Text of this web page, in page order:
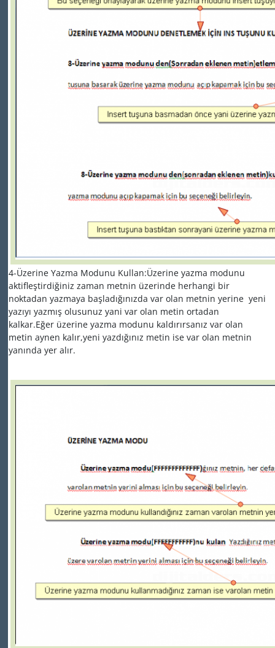
4-Üzerine Yazma Modunu Kullan:Üzerine yazma modunu
aktifleştirdiğiniz zaman metnin üzerinde herhangi bir
noktadan yazmaya başladığınızda var olan metnin yerine yeni
yazıyı yazmış olusunuz yani var olan metin ortadan
kalkar.Eğer üzerine yazma modunu kaldırırsanız var olan
metin aynen kalır,yeni yazdığınız metin ise var olan metnin
yanında yer alır.